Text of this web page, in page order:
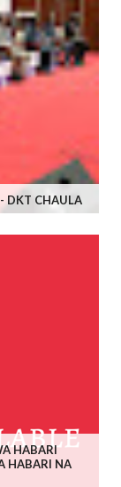
DKT CHAULA
HABARI
HABARI NA